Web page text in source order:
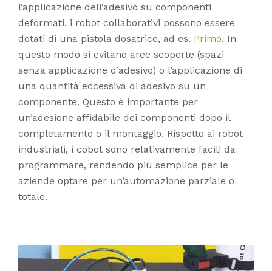
l’applicazione dell’adesivo su componenti
deformati, i robot collaborativi possono essere
dotati di una pistola dosatrice, ad es. Primo. In
questo modo si evitano aree scoperte (spazi
senza applicazione d’adesivo) o l’applicazione di
una quantità eccessiva di adesivo su un
componente. Questo è importante per
un’adesione affidabile dei componenti dopo il
completamento o il montaggio. Rispetto ai robot
industriali, i cobot sono relativamente facili da
programmare, rendendo più semplice per le
aziende optare per un’automazione parziale o
totale.